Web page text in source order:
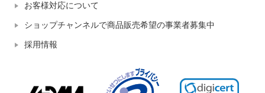
お客様対応について
ショップチャンネルで商品販売希望の事業者募集中
採用情報